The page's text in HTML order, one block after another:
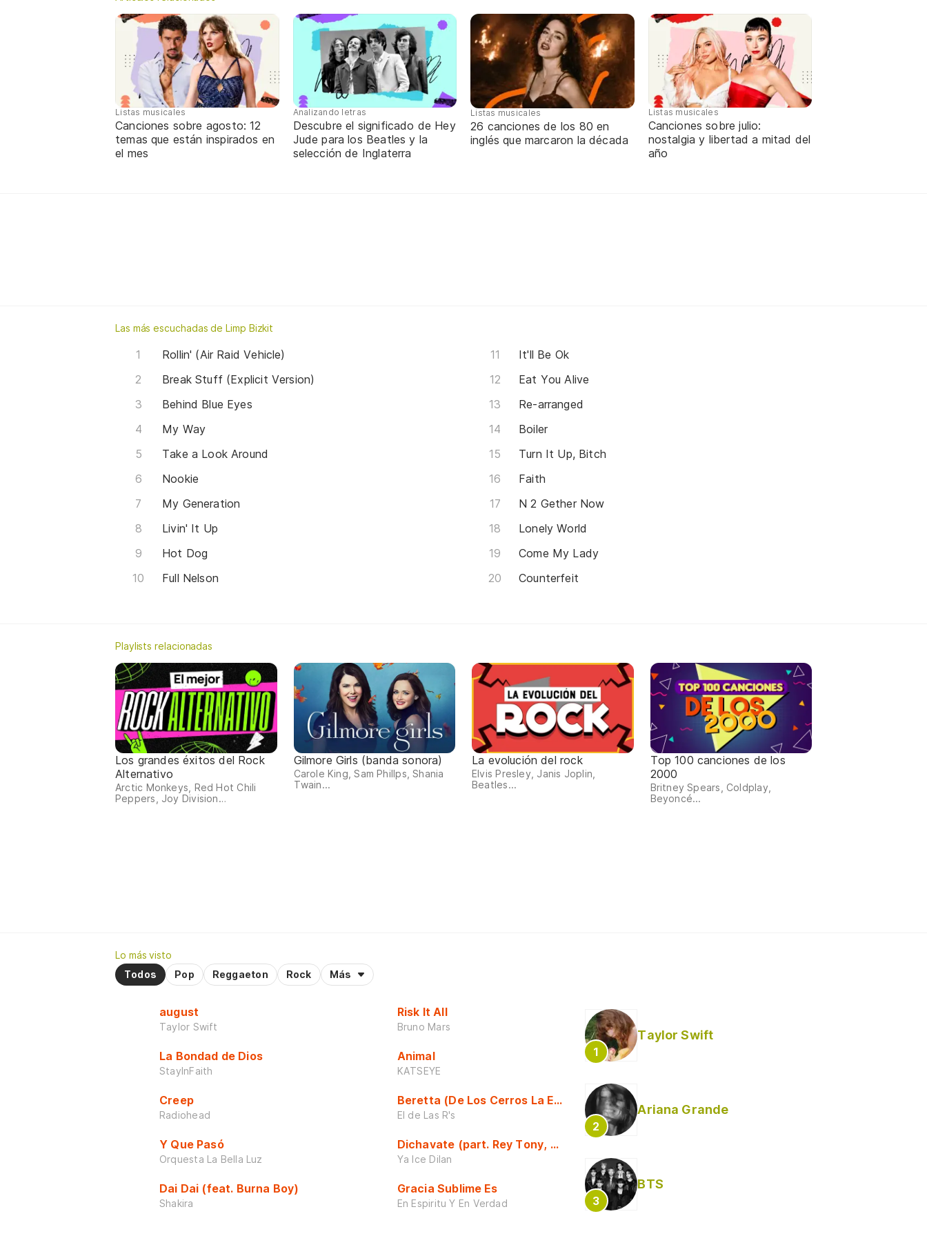
Listas musicales
Canciones sobre agosto: 12
temas que están inspirados en
el mes
Analizando letras
Descubre el significado de Hey
Jude para los Beatles y la
selección de Inglaterra
Listas musicales
26 canciones de los 80 en
inglés que marcaron la década
Listas musicales
Canciones sobre julio:
nostalgia y libertad a mitad del
año
Las más escuchadas de Limp Bizkit
Rollin' (Air Raid Vehicle)
Break Stuff (Explicit Version)
Behind Blue Eyes
My Way
Take a Look Around
Nookie
My Generation
Livin' It Up
Hot Dog
Full Nelson
It'll Be Ok
Eat You Alive
Re-arranged
Boiler
Turn It Up, Bitch
Faith
N 2 Gether Now
Lonely World
Come My Lady
Counterfeit
Playlists relacionadas
Los grandes éxitos del Rock
Alternativo
Arctic Monkeys, Red Hot Chili
Peppers, Joy Division…
Gilmore Girls (banda sonora)
Carole King, Sam Phillps, Shania
Twain...
La evolución del rock
Elvis Presley, Janis Joplin,
Beatles...
Top 100 canciones de los
2000
Britney Spears, Coldplay,
Beyoncé...
Lo más visto
Todos
Pop Reggaeton Rock Más
august
Taylor Swift
La Bondad de Dios
StayInFaith
Creep
Radiohead
Y Que Pasó
Orquesta La Bella Luz
Dai Dai (feat. Burna Boy)
Shakira
Risk It All
Bruno Mars
Animal
KATSEYE
Beretta (De Los Cerros La Escuela)
El de Las R's
Dichavate (part. Rey Tony, Dj Honda y Helabusador) [explícita]
Ya Ice Dilan
Gracia Sublime Es
En Espiritu Y En Verdad
Taylor Swift
Ariana Grande
BTS